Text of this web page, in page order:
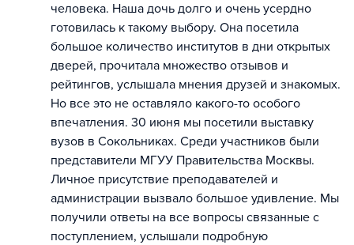
человека. Наша дочь долго и очень усердно
готовилась к такому выбору. Она посетила
большое количество институтов в дни открытых
дверей, прочитала множество отзывов и
рейтингов, услышала мнения друзей и знакомых.
Но все это не оставляло какого-то особого
впечатления. 30 июня мы посетили выставку
вузов в Сокольниках. Среди участников были
представители МГУУ Правительства Москвы.
Личное присутствие преподавателей и
администрации вызвало большое удивление. Мы
получили ответы на все вопросы связанные с
поступлением, услышали подробную